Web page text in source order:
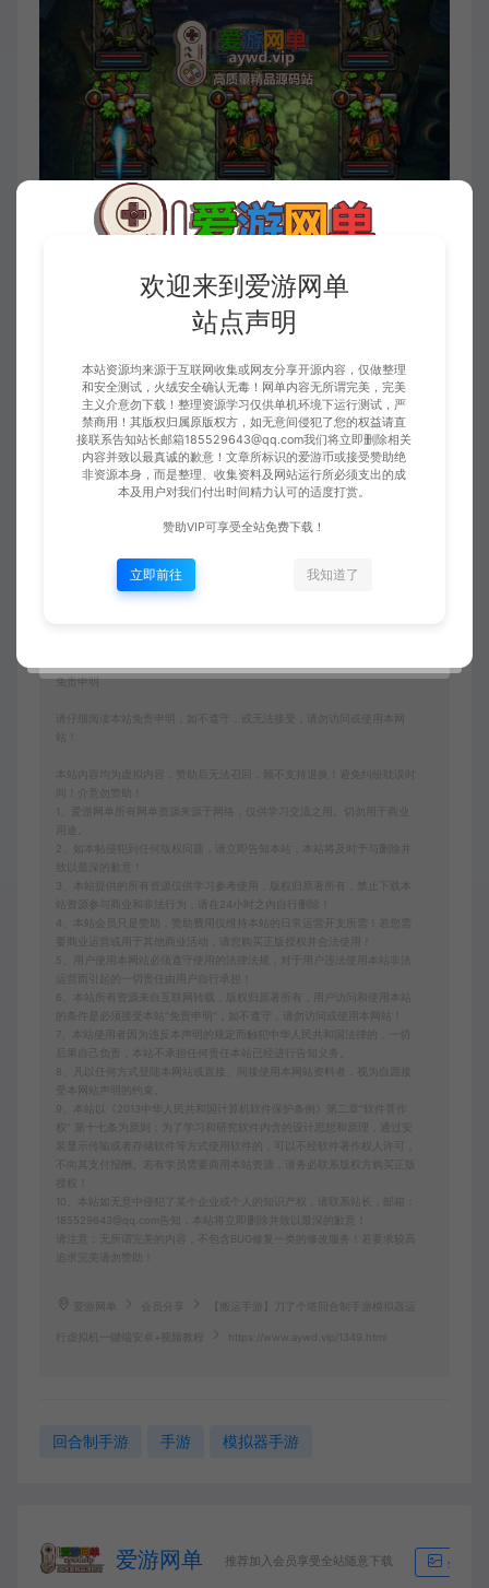
收藏 (0) 点赞 ( 0)
免责申明
请仔细阅读本站免责申明，如不遵守，或无法接受，请勿访问或使用本网
本站内容均为虚拟内容，赞助后无法召回，顾不支持退换！避免纠纷耽误时
间！介意勿赞助！
1、爱游网单所有网单资源来源于网络，仅供学习交流之用。切勿用于商业
2、如本帖侵犯到任何版权问题，请立即告知本站，本站将及时予与删除并
致以最深的歉意！
3、本站提供的所有资源仅供学习参考使用，版权归原著所有，禁止下载本
站资源参与商业和非法行为，请在24小时之内自行删除！
4、本站会员只是赞助，赞助费用仅维持本站的日常运营开支所需！若您需
要商业运营或用于其他商业活动，请您购买正版授权并合法使用！
5、用户使用本网站必须遵守使用的法律法规，对于用户违法使用本站非法
6、本站所有资源来自互联网转载，版权归原著所有，用户访问和使用本站
的条件是必须接受本站“免责申明”，如不遵守，请勿访问或使用本网站！
7、本站使用者因为违反本声明的规定而触犯中华人民共和国法律的，一切
后果自己负责，本站不承担任何责任本站已经进行告知义务。
8、凡以任何方式登陆本网站或直接、间接使用本网站资料者，视为自愿接
受本网站声明的约束。
9、本站以《2013中华人民共和国计算机软件保护条例》第二章"软件菩作
权” 第十七条为原则：为了学习和研究软件内含的设计思想和原理，通过安
装显示传输或者存储软件等方式使用软件的，可以不经软件著作权人许可，
不向其支付报酬。若有学员需要商用本站资源，请务必联系版权方购买正版
10、本站如无意中侵犯了某个企业或个人的知识产权，请联系站长，邮箱：
185529643@qq.com告知，本站将立即删除并致以最深的歉意！
请注意：无所谓完美的内容，不包含BUG修复一类的修改服务！若要求较高
追求完美请勿赞助！
爱游网单 【搬运手游】刀了个塔回合制手游模拟器运
行虚拟机一键端安卓+视频教程 https://www.aywd.vip/1349.html
回合制手游 手游 模拟器手游
爱游网单 推荐加入会员享受全站随意下载 生成海
欢迎来到爱游网单
站点声明
本站资源均来源于互联网收集或网友分享开源内容，仅做整理
和安全测试，火绒安全确认无毒！网单内容无所谓完美，完美
主义介意勿下载！整理资源学习仅供单机环境下运行测试，严
禁商用！其版权归属原版权方，如无意间侵犯了您的权益请直
接联系告知站长邮箱185529643@qq.com我们将立即删除相关
内容并致以最真诚的歉意！文章所标识的爱游币或接受赞助绝
非资源本身，而是整理、收集资料及网站运行所必须支出的成
本及用户对我们付出时间精力认可的适度打赏。
赞助VIP可享受全站免费下载！
立即前往 我知道了